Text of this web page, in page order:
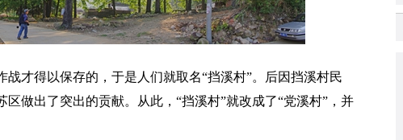
才得以保存的，于是人们就取名“挡溪村”。后因挡溪村民
区做出了突出的贡献。从此，“挡溪村”就改成了“党溪村”，并